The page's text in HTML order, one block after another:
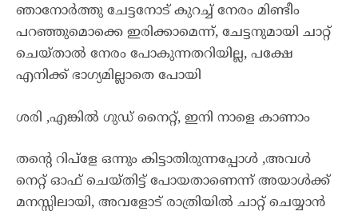
ഞാനോർത്തു ചേട്ടനോട് കുറച്ച് നേരം മിണ്ടീം
പറഞ്ഞുമൊക്കെ ഇരിക്കാമെന്ന്, ചേട്ടനുമായി ചാറ്റ്
ചെയ്താൽ നേരം പോകുന്നതറിയില്ല, പക്ഷേ
എനിക്ക് ഭാഗ്യമില്ലാതെ പോയി
ശരി ,എങ്കിൽ ഗുഡ് നൈറ്റ്, ഇനി നാളെ കാണാം
തൻ്റെ റിപ്ളേ ഒന്നും കിട്ടാതിരുന്നപ്പോൾ ,അവൾ
നെറ്റ് ഓഫ് ചെയ്തിട്ട് പോയതാണെന്ന് അയാൾക്ക്
മനസ്സിലായി, അവളോട് രാത്രിയിൽ ചാറ്റ് ചെയ്യാൻ